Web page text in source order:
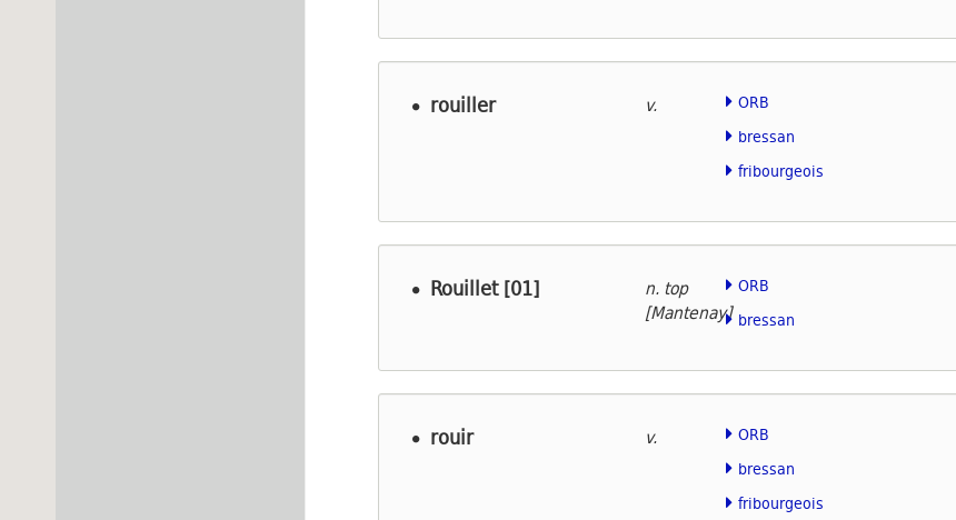
rouiller v.
ORB
bressan
fribourgeois
Rouillet [01]
n. top
[Mantenay]
ORB
bressan
rouir v.
ORB
bressan
fribourgeois